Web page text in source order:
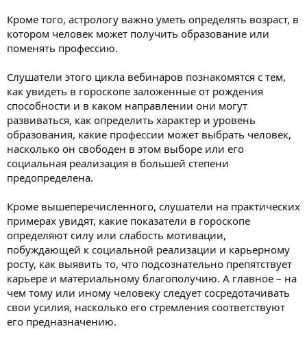
Кроме того, астрологу важно уметь определять возраст, в
котором человек может получить образование или
поменять профессию.
Слушатели этого цикла вебинаров познакомятся с тем,
как увидеть в гороскопе заложенные от рождения
способности и в каком направлении они могут
развиваться, как определить характер и уровень
образования, какие профессии может выбрать человек,
насколько он свободен в этом выборе или его
социальная реализация в большей степени
предопределена.
Кроме вышеперечисленного, слушатели на практических
примерах увидят, какие показатели в гороскопе
определяют силу или слабость мотивации,
побуждающей к социальной реализации и карьерному
росту, как выявить то, что подсознательно препятствует
карьере и материальному благополучию. А главное – на
чем тому или иному человеку следует сосредотачивать
свои усилия, насколько его стремления соответствуют
его предназначению.